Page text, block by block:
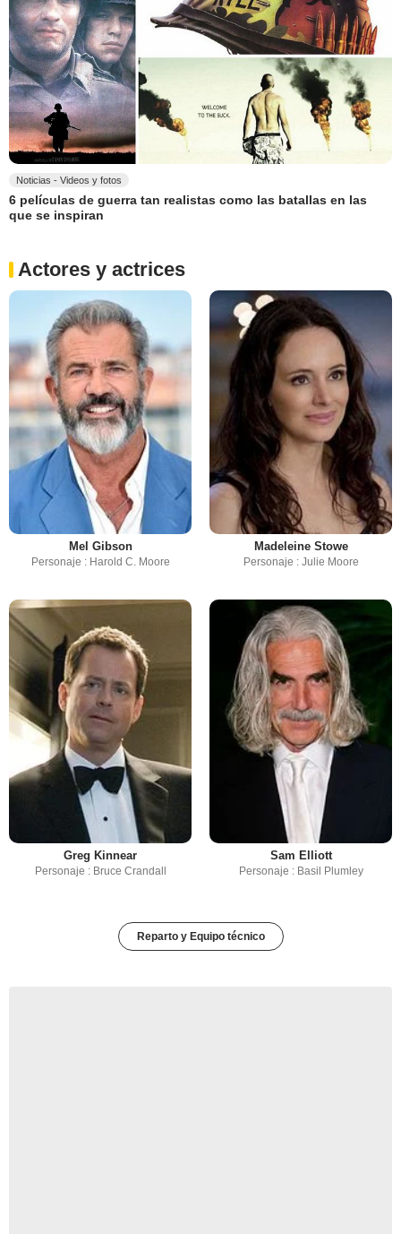
Noticias - Videos y fotos
6 películas de guerra tan realistas como las batallas en las
que se inspiran
Actores y actrices
Mel Gibson
Personaje : Harold C. Moore
Madeleine Stowe
Personaje : Julie Moore
Greg Kinnear
Personaje : Bruce Crandall
Sam Elliott
Personaje : Basil Plumley
Reparto y Equipo técnico